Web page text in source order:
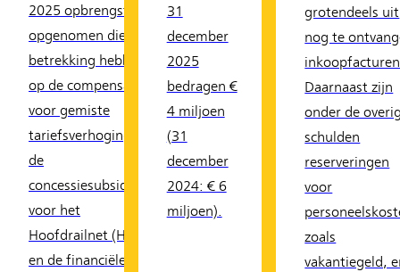
2025 opbrengsten
opgenomen die
betrekking hebben
op de compensatie
voor gemiste
tariefsverhogingen,
de
concessiesubsidie
voor het
Hoofdrailnet (HRN)
en de financiële
31
december
2025
bedragen €
4 miljoen
(31
december
2024: € 6
miljoen).
grotendeels uit
nog te
Daarnaast zijn
onder de
schulden
reserveringen
voor
zoals
vakantiegeld,